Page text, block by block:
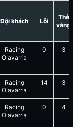
Đội khách Lỗi
Thẻ
vàng
Racing
Olavarria
0 3
Racing
Olavarria
14 3
Racing
Olavarria
0 4